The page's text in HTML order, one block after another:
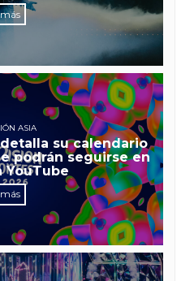
ASIA
su calendario
podrán seguirse en
YouTube